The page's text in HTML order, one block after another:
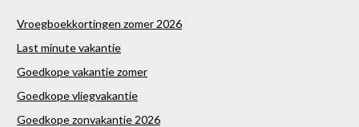
Vroegboekkortingen zomer 2026
Last minute vakantie
Goedkope vakantie zomer
Goedkope vliegvakantie
Goedkope zonvakantie 2026